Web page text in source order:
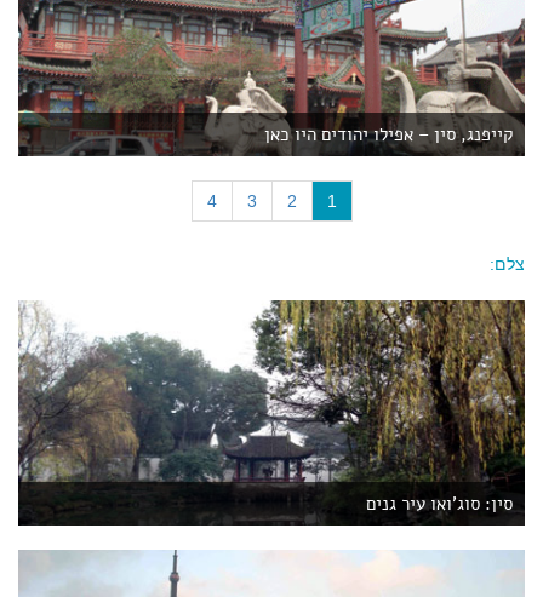
קייפנג, סין – אפילו יהודים היו כאן
1
c
r
e
n
t
)
2
3
4
צלם:
סין: סוג'ואו עיר גנים